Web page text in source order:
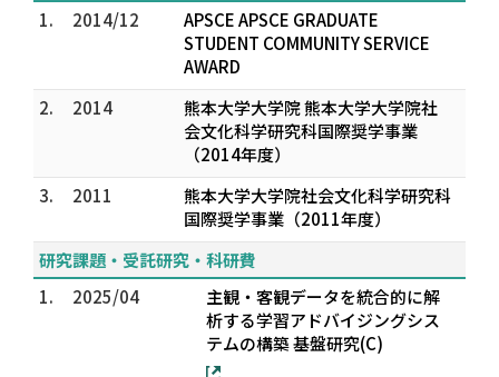
1.
2014/12
APSCE APSCE GRADUATE
STUDENT COMMUNITY SERVICE
AWARD
2.
2014
熊本大学大学院 熊本大学大学院社
会文化科学研究科国際奨学事業
（2014年度）
3.
2011
熊本大学大学院社会文化科学研究科
国際奨学事業（2011年度）
研究課題・受託研究・科研費
1.
2025/04
主観・客観データを統合的に解
析する学習アドバイジングシス
テムの構築 基盤研究(C)